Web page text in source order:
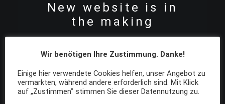
New website is in
the making
seconds
Wir benötigen Ihre Zustimmung. Danke!
Einige hier verwendete Cookies helfen, unser Angebot zu
vermarkten, während andere erforderlich sind. Mit Klick
auf „Zustimmen” stimmen Sie dieser Datennutzung zu.